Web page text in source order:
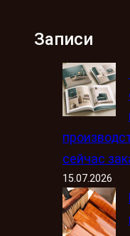
Записи
сейчас
15.07.2026